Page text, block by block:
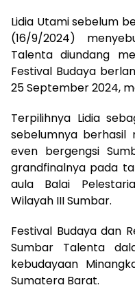
Lidia Utami sebelum
(16/9/2024)
Talenta diundang
Festival Budaya
25 September 2024,
Terpilihnya Lidia
sebelumnya
even bergengsi
grandfinalnya pada
aula Balai
Wilayah III Sumbar.
Festival Budaya dan
Sumbar Talenta
kebudayaan
Sumatera Barat.